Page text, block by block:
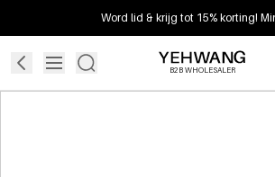
Word lid & krijg tot 15% korting!
B2B WHOLESALER